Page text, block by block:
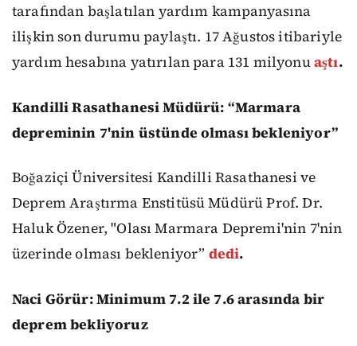
tarafından başlatılan yardım kampanyasına
ilişkin son durumu paylaştı. 17 Ağustos itibariyle
yardım hesabına yatırılan para 131 milyonuaştı.
Kandilli Rasathanesi Müdürü: “Marmara
depreminin 7'nin üstünde olması bekleniyor”
Boğaziçi Üniversitesi Kandilli Rasathanesi ve
Deprem Araştırma Enstitüsü Müdürü Prof. Dr.
Haluk Özener, "Olası Marmara Depremi'nin 7'nin
üzerinde olması bekleniyor” dedi.
Naci Görür: Minimum 7.2 ile 7.6 arasında bir
deprem bekliyoruz